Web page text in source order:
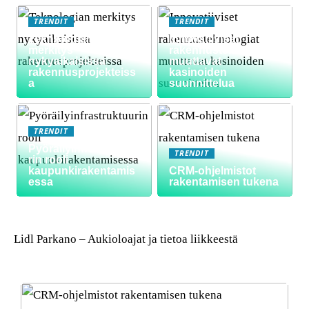
TRENDIT
Teknologian
merkitys
nykyaikaisissa
rakennusprojekteiss
a
TRENDIT
Innovatiiviset
rakennusteknologiat
muuttavat
kasinoiden
suunnittelua
TRENDIT
Pyöräilyinfrastruktuu
rin rooli
kaupunkirakentamis
essa
TRENDIT
CRM-ohjelmistot
rakentamisen tukena
Lidl Parkano – Aukioloajat ja tietoa liikkeestä